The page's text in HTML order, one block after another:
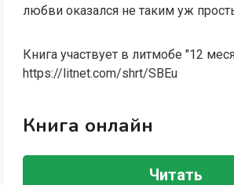
любви оказался не таким уж
Книга участвует в литмобе "12
https://litnet.com/shrt/SBEu
Книга онлайн
Читать